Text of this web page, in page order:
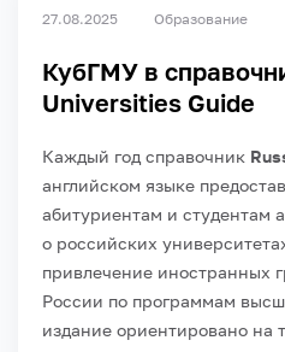
27.08.2025 Образование
КубГМУ в
Universities Guide
Каждый год справочник
английском языке
абитуриентам и студентам
о российских
привлечение иностранных
России по программам
издание ориентировано на